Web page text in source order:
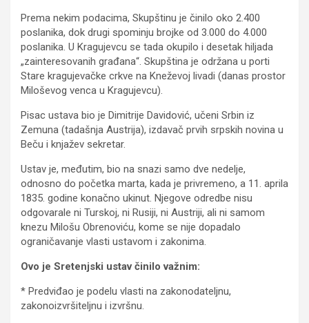
Prema nekim podacima, Skupštinu je činilo oko 2.400
poslanika, dok drugi spominju brojke od 3.000 do 4.000
poslanika. U Kragujevcu se tada okupilo i desetak hiljada
„zainteresovanih građana“. Skupština je održana u porti
Stare kragujevačke crkve na Kneževoj livadi (danas prostor
Miloševog venca u Kragujevcu).
Pisac ustava bio je Dimitrije Davidović, učeni Srbin iz
Zemuna (tadašnja Austrija), izdavač prvih srpskih novina u
Beču i knjažev sekretar.
Ustav je, međutim, bio na snazi samo dve nedelje,
odnosno do početka marta, kada je privremeno, a 11. aprila
1835. godine konačno ukinut. Njegove odredbe nisu
odgovarale ni Turskoj, ni Rusiji, ni Austriji, ali ni samom
knezu Milošu Obrenoviću, kome se nije dopadalo
ograničavanje vlasti ustavom i zakonima.
Ovo je Sretenjski ustav činilo važnim:
* Predviđao je podelu vlasti na zakonodateljnu,
zakonoizvršiteljnu i izvršnu.